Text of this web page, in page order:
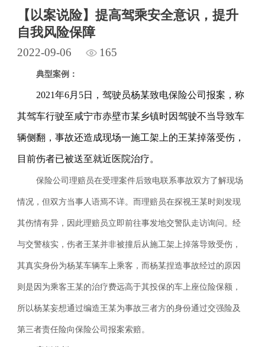
【以案说险】提高驾乘安全意识，提升
自我风险保障
2022-09-06 165
典型案例：
2021年6月5日，驾驶员杨某致电保险公司报案，称
其驾车行驶至咸宁市赤壁市某乡镇时因驾驶不当导致车
辆侧翻，事故还造成现场一施工架上的王某掉落受伤，
目前伤者已被送至就近医院治疗。
保险公司理赔员在受理案件后致电联系事故双方了解现场
情况，但双方当事人语焉不详。而理赔员在探视王某时则发现
其伤情有异，因此理赔员立即前往事发地交警队走访询问。经
与交警核实，伤者王某并非被撞后从施工架上掉落导致受伤，
其真实身份为杨某车辆车上乘客，而杨某捏造事故经过的原因
则是因为乘客王某的治疗费远高于其投保的车上座位险保额，
所以杨某妄想通过编造王某为事故三者方的身份通过交强险及
第三者责任险向保险公司报案索赔。